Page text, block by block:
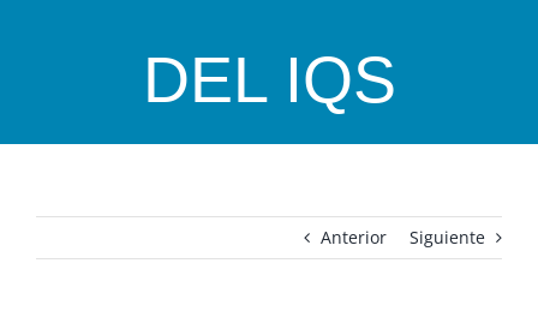
DEL IQS
Anterior Siguiente